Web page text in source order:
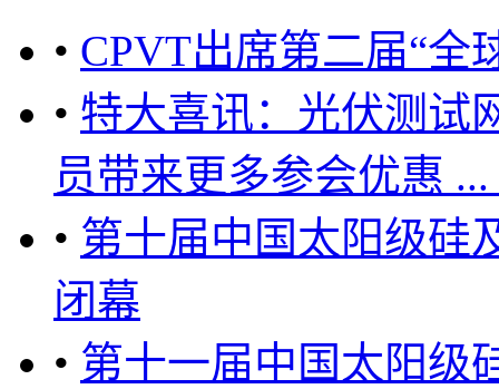
• CPVT出席第二届“全
• 特大喜讯：光伏测试
员带来更多参会优惠 ...
• 第十届中国太阳级硅
闭幕
• 第十一届中国太阳级